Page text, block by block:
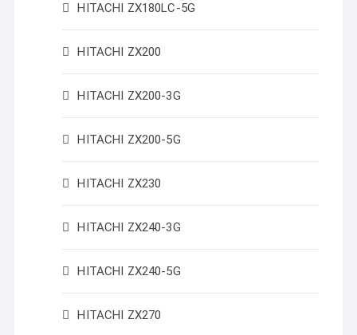
HITACHI ZX180LC-5G
HITACHI ZX200
HITACHI ZX200-3G
HITACHI ZX200-5G
HITACHI ZX230
HITACHI ZX240-3G
HITACHI ZX240-5G
HITACHI ZX270